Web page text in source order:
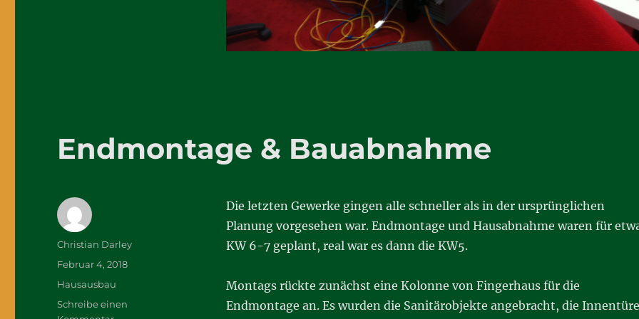
Endmontage & Bauabnahme
Die letzten Gewerke gingen alle schneller als in der ursprünglichen
Planung vorgesehen war. Endmontage und Hausabnahme waren für
KW 6-7 geplant, real war es dann die KW5.
Montags rückte zunächst eine Kolonne von Fingerhaus für die
Endmontage an. Es wurden die Sanitärobjekte angebracht, die
Autor
Christian Darley
Veröffentlicht
am
Februar 4, 2018
Kategorien
Hausausbau
Schreibe einen